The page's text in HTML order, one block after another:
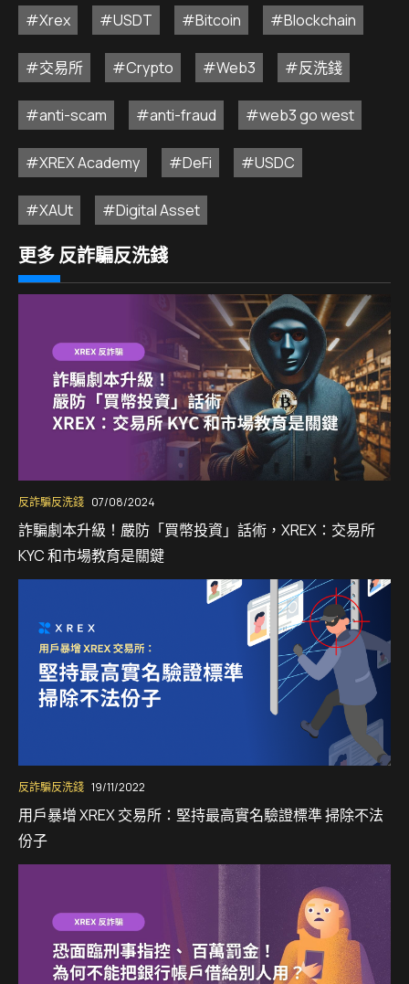
#Xrex #USDT #Bitcoin #Blockchain
#交易所 #Crypto #Web3 #反洗錢
#anti-scam #anti-fraud #web3 go west
#XREX Academy #DeFi #USDC
#XAUt #Digital Asset
更多 反詐騙反洗錢
反詐騙反洗錢 07/08/2024
詐騙劇本升級！嚴防「買幣投資」話術，XREX：交易所
KYC 和市場教育是關鍵
反詐騙反洗錢 19/11/2022
用戶暴增 XREX 交易所：堅持最高實名驗證標準 掃除不法
份子